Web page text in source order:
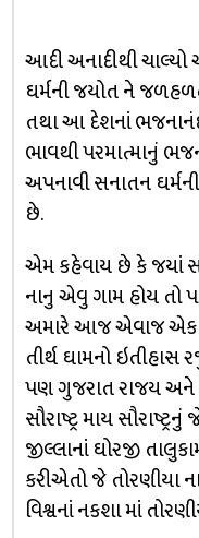
આદી અનાદ‍ીથી
ઘર્મની જયોત ને
તથા આ દેશનાં
ભાવથી પરમાત્‍માનું
અપનાવી સનાતન
છે.
એમ કહેવાય છે કે જયાં
નાનુ એવુ ગામ હોય તો
અમારે આજ એવાજ એક
તીર્થ ઘામનો ઇતીહાસ
પણ ગુજરાત રાજય અને
સૌરાષ્ટ્ર માય
જીલ્લાનાં ઘોરજી
કરીએતો જે
વ‍િશ્વનાં નકશા માં